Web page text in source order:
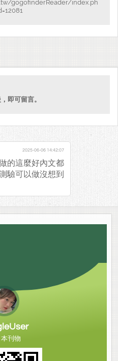
gogofinderReader/index.ph
即可留言。
2025-06-06 14:42:07
的這麼好內文都
驗可以做沒想到
刊物